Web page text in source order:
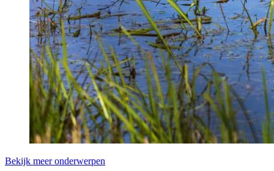
Bekijk meer onderwerpen